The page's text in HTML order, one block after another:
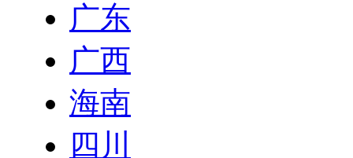
广东
广西
海南
四川